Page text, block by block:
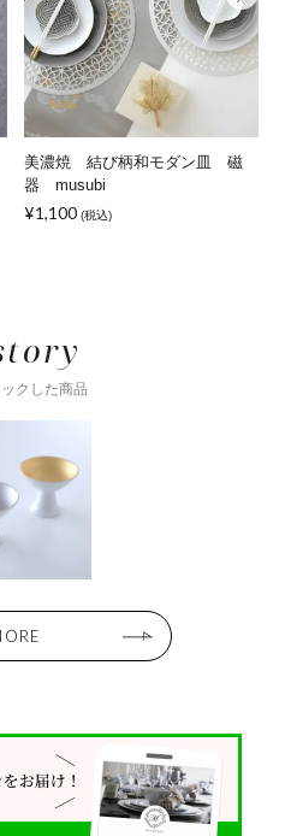
美濃焼 結び柄和モダン皿 磁
器 musubi
¥1,100 (税込)
クした商品